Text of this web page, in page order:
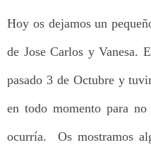
Hoy os dejamos un
de Jose Carlos y Vanesa.
pasado 3 de Octubre y
en todo momento para
ocurría. Os mostramos